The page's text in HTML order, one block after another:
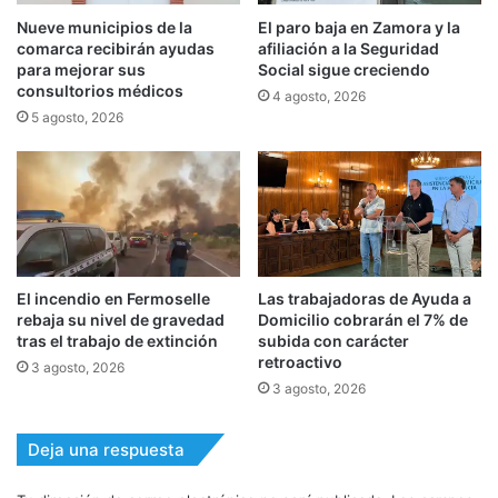
Nueve municipios de la
comarca recibirán ayudas
para mejorar sus
consultorios médicos
5 agosto, 2026
El paro baja en Zamora y la
afiliación a la Seguridad
Social sigue creciendo
4 agosto, 2026
El incendio en Fermoselle
rebaja su nivel de gravedad
tras el trabajo de extinción
3 agosto, 2026
Las trabajadoras de Ayuda a
Domicilio cobrarán el 7% de
subida con carácter
retroactivo
3 agosto, 2026
Deja una respuesta